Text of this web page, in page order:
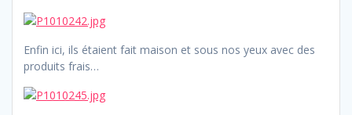
Enfin ici, ils étaient fait maison et sous nos yeux avec des
produits frais…